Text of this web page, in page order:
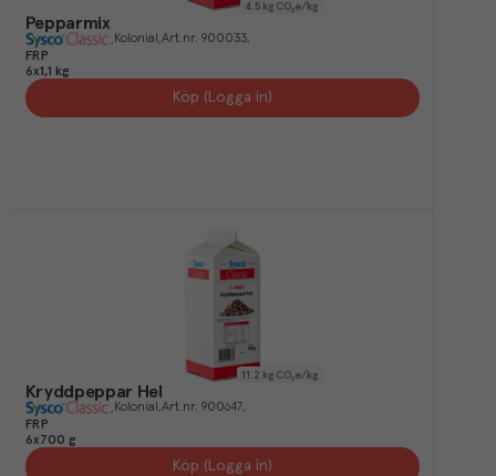
4.5 kg CO₂e/kg
Pepparmix
Kolonial Art.nr. 900033
FRP
6x1,1 kg
Köp (Logga in)
11.2 kg CO₂e/kg
Kryddpeppar Hel
Kolonial Art.nr. 900647
FRP
6x700 g
Köp (Logga in)